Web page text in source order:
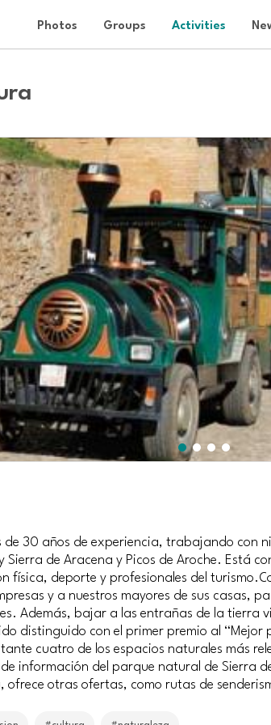
Photos Groups Activities
30 años de experiencia, trabajando con
Sierra de Aracena y Picos de Aroche. Está
deporte y profesionales del
y a nuestros mayores de sus casas,
Además, bajar a las entrañas de la tierra
distinguido con el primer premio al “Mejor
cuatro de los espacios naturales más
información del parque natural de Sierra
otras ofertas, como rutas de